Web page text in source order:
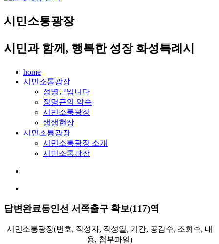
시민소통광장
시민과 함께, 행복한 성장 화성특례시
home
시민소통광장
정명근입니다
정명근의 약속
시민소통광장
생생현장
시민소통광장
시민소통광장 소개
시민소통광장
답변완료동인선 서쪽출구 확보(117)역
시민소통광장(번호, 작성자, 작성일, 기간, 공감수, 조회수, 내
용, 첨부파일)